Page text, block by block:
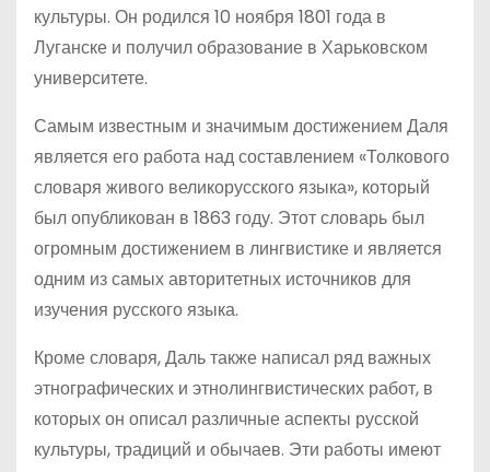
культуры. Он родился 10 ноября 1801 года в
Луганске и получил образование в Харьковском
университете.
Самым известным и значимым достижением Даля
является его работа над составлением «Толкового
словаря живого великорусского языка», который
был опубликован в 1863 году. Этот словарь был
огромным достижением в лингвистике и является
одним из самых авторитетных источников для
изучения русского языка.
Кроме словаря, Даль также написал ряд важных
этнографических и этнолингвистических работ, в
которых он описал различные аспекты русской
культуры, традиций и обычаев. Эти работы имеют